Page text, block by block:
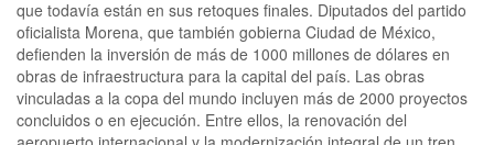
que todavía están en sus retoques finales. Diputados del partido
oficialista Morena, que también gobierna Ciudad de México,
defienden la inversión de más de 1000 millones de dólares en
obras de infraestructura para la capital del país. Las obras
vinculadas a la copa del mundo incluyen más de 2000 proyectos
concluidos o en ejecución. Entre ellos, la renovación del